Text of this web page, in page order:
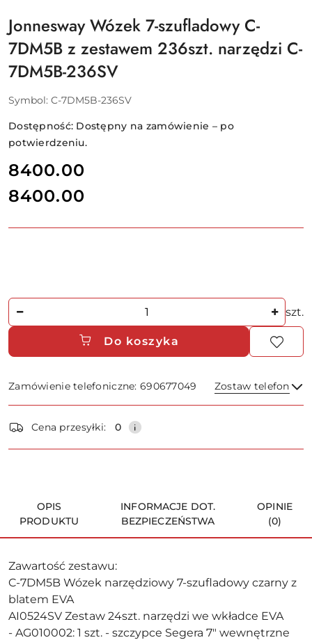
Jonnesway Wózek 7-szufladowy C-
7DM5B z zestawem 236szt. narzędzi C-
7DM5B-236SV
Symbol: C-7DM5B-236SV
Dostępność: Dostępny na zamówienie – po
potwierdzeniu.
cena:
8400.00
Cena:
8400.00
Ilość szt.
Do koszyka
Zamówienie telefoniczne: 690677049 Zostaw telefon
Wyślij
i
dostawa
Cena przesyłki: 0
OPIS
PRODUKTU
INFORMACJE DOT.
BEZPIECZEŃSTWA
OPINIE
(0)
Zawartość zestawu:
C-7DM5B Wózek narzędziowy 7-szufladowy czarny z
blatem EVA
AI0524SV Zestaw 24szt. narzędzi we wkładce EVA
- AG010002: 1 szt. - szczypce Segera 7" wewnętrzne